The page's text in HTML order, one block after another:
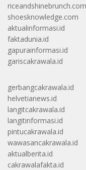
riceandshinebrunch.com
shoesknowledge.com
aktualinformasi.id
faktadunia.id
gapurainformasi.id
gariscakrawala.id
gerbangcakrawala.id
helvetianews.id
langitcakrawala.id
langitinformasi.id
pintucakrawala.id
wawasancakrawala.id
aktualberita.id
cakrawalafakta.id